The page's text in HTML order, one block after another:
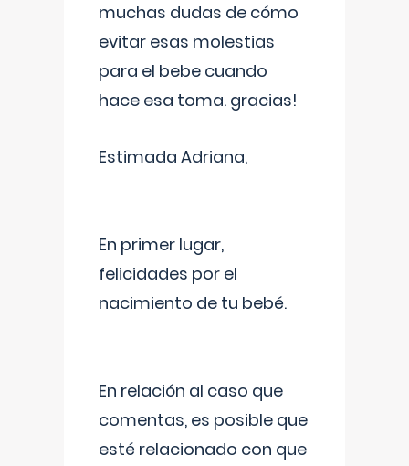
muchas dudas de cómo
evitar esas molestias
para el bebe cuando
hace esa toma. gracias!
Estimada Adriana,
En primer lugar,
felicidades por el
nacimiento de tu bebé.
En relación al caso que
comentas, es posible que
esté relacionado con que